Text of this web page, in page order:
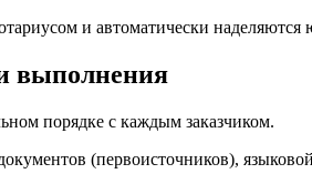
и автоматически наделяются
выполнения
порядке с каждым заказчиком.
(первоисточников),